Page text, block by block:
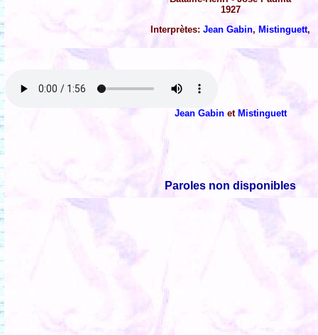
1927
Interprètes:Jean Gabin, Mistinguett,
Jean Gabin et Mistinguett
Paroles non disponibles